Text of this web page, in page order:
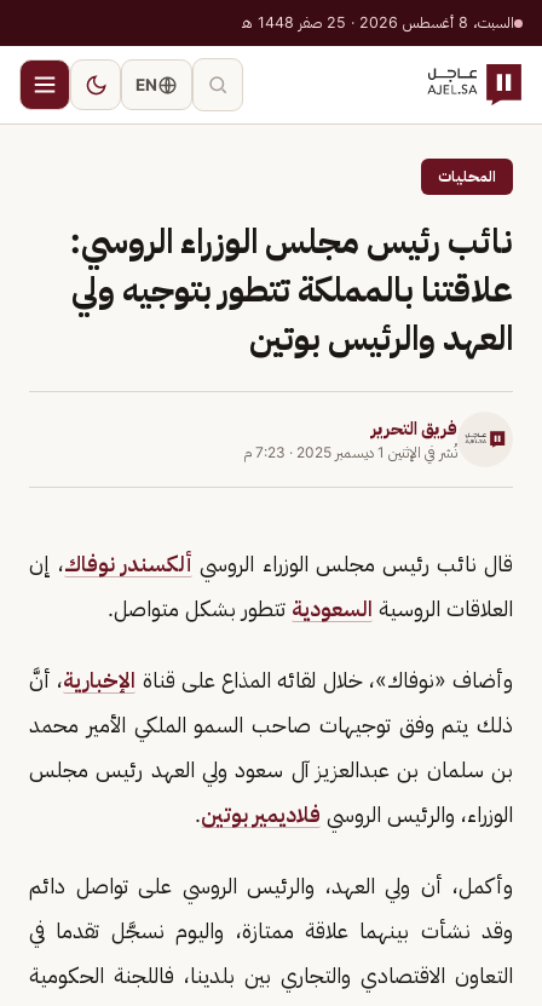
السبت، 8 أغسطس 2026 · 25 صفر 1448 هـ
EN
المحليات
نائب رئيس مجلس الوزراء الروسي:
علاقتنا بالمملكة تتطور بتوجيه ولي
العهد والرئيس بوتين
فريق التحرير
نُشر في الإثنين 1 ديسمبر 2025 · 7:23 م
قال نائب رئيس مجلس الوزراء الروسي ألكسندر نوفاك، إن
العلاقات الروسية السعودية تتطور بشكل متواصل.
وأضاف «نوفاك»، خلال لقائه المذاع على قناة الإخبارية، أنَّ
ذلك يتم وفق توجيهات صاحب السمو الملكي الأمير محمد
بن سلمان بن عبدالعزيز آل سعود ولي العهد رئيس مجلس
الوزراء، والرئيس الروسي فلاديمير بوتين.
وأكمل، أن ولي العهد، والرئيس الروسي على تواصل دائم
وقد نشأت بينهما علاقة ممتازة، واليوم نسجَّل تقدما في
التعاون الاقتصادي والتجاري بين بلدينا، فاللجنة الحكومية